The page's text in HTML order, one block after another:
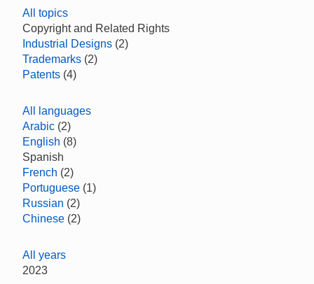
All topics
Copyright and Related Rights
Industrial Designs (2)
Trademarks (2)
Patents (4)
All languages
Arabic (2)
English (8)
Spanish
French (2)
Portuguese (1)
Russian (2)
Chinese (2)
All years
2023